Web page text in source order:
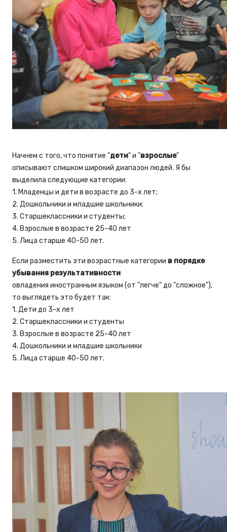
Начнем с того, что понятие "дети" и "взрослые"
описывают слишком широкий диапазон людей. Я бы
выделила следующие категории:
1. Младенцы и дети в возрасте до 3-х лет;
2. Дошкольники и младшие школьники;
3. Старшеклассники и студенты;
4. Взрослые в возрасте 25-40 лет
5. Лица старше 40-50 лет.
Если разместить эти возрастные категории в порядке
убывания результативности
овладения иностранным языком (от "легче" до "сложное"),
то выглядеть это будет так:
1. Дети до 3-х лет
2. Старшеклассники и студенты
3. Взрослые в возрасте 25-40 лет
4. Дошкольники и младшие школьники
5. Лица старше 40-50 лет.